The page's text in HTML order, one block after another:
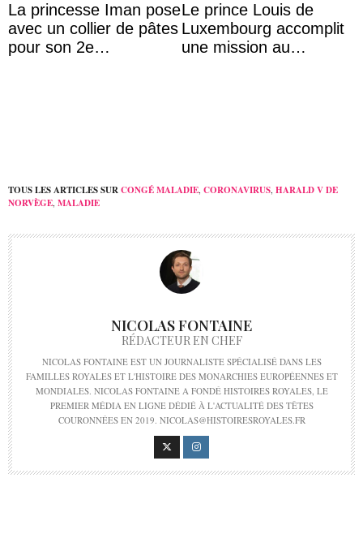
La princesse Iman pose
avec un collier de pâtes
pour son 2e
Le prince Louis de
Luxembourg accomplit
une mission au
TOUS LES ARTICLES SURCONGÉ MALADIE CORONAVIRUS HARALD V DE
NORVÈGE MALADIE
NICOLAS FONTAINE
RÉDACTEUR EN CHEF
NICOLAS FONTAINE EST UN JOURNALISTE SPÉCIALISÉ DANS LES
FAMILLES ROYALES ET L'HISTOIRE DES MONARCHIES EUROPÉENNES ET
MONDIALES. NICOLAS FONTAINE A FONDÉ HISTOIRES ROYALES, LE
PREMIER MÉDIA EN LIGNE DÉDIÉ À L'ACTUALITÉ DES TÊTES
COURONNÉES EN 2019. NICOLAS@HISTOIRESROYALES.FR